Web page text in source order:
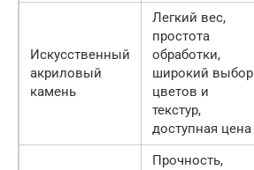
Искусственный
акриловый
камень
Легкий вес,
простота
обработки,
широкий выбор
цветов и
текстур,
доступная цена
Прочность,